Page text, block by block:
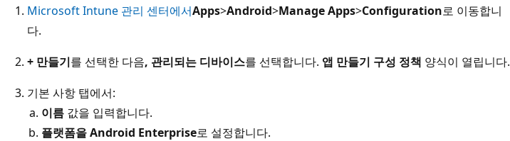
Microsoft Intune 관리 센터에서Apps>Android>Manage Apps>Configuration로 이동합니
다.
+ 만들기를 선택한 다음, 관리되는 디바이스를 선택합니다. 앱 만들기 구성 정책 양식이 열립니다.
기본 사항 탭에서:
이름 값을 입력합니다.
플랫폼을 Android Enterprise로 설정합니다.